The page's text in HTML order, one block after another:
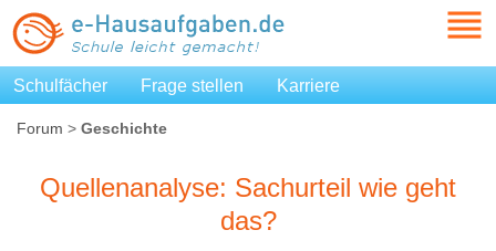
Schulfächer Frage stellen Karriere
Forum > Geschichte
Quellenanalyse: Sachurteil wie geht
das?